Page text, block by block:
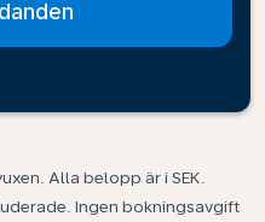
Alla belopp är i SEK.
Ingen bokningsavgift